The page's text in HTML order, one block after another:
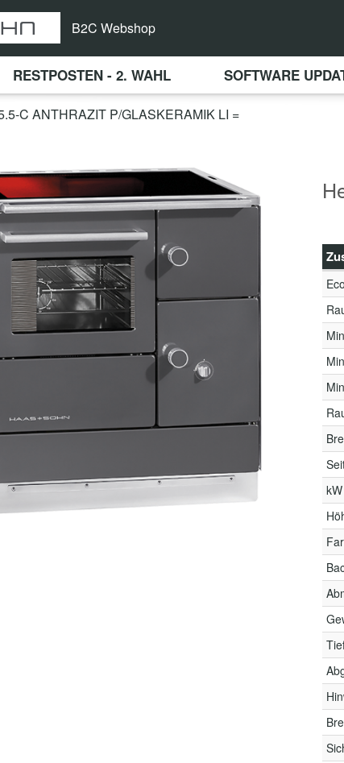
B2C Webshop
RESTPOSTEN - 2. WAHL SOFTWARE
C ANTHRAZIT P/GLASKERAMIK LI =
kW